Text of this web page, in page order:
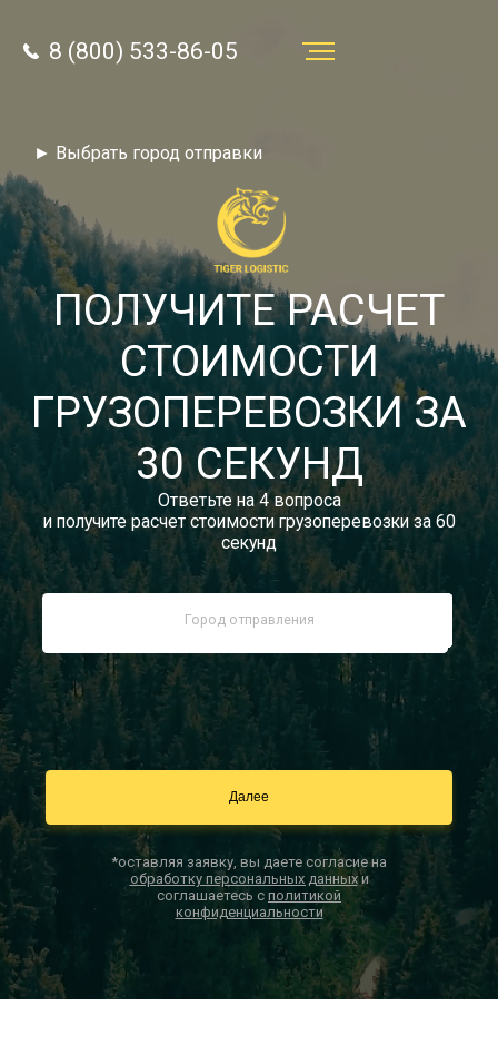
8 (800) 533-86-05
Звонок по России бесплатный
autotransport24@yandex.ru
Заказать звонок
Тарифы
Отзывы
Статьи
Новости
Документы
Контакты
► Выбрать город отправки
8 (800) 533-86-05
ПОЛУЧИТЕ РАСЧЕТ
СТОИМОСТИ
ГРУЗОПЕРЕВОЗКИ ЗА
30 СЕКУНД
Ответьте на 4 вопроса
и получите расчет стоимости грузоперевозки за 60
секунд
*оставляя заявку, вы даете согласие на
обработку персональных данныхи
соглашаетесь с политикой
конфиденциальности